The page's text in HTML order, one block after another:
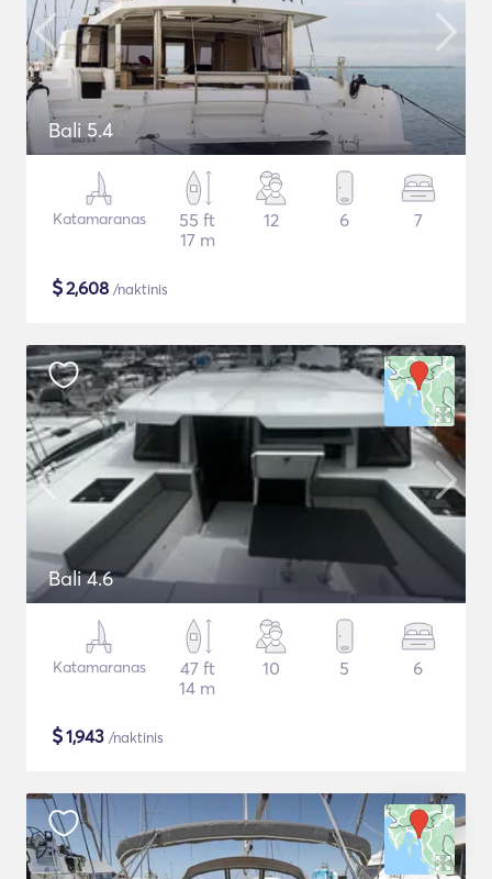
Bali 5.4
Katamaranas
55 ft
17 m
12 6 7
$2,608 /naktinis
Bali 4.6
Katamaranas
47 ft
14 m
10 5 6
$1,943 /naktinis